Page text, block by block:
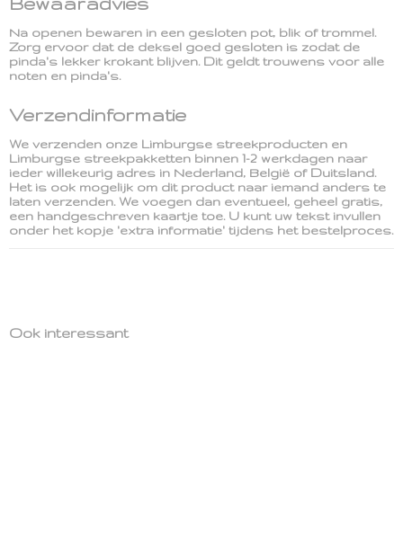
Na openen bewaren in een gesloten pot, blik of trommel.
Zorg ervoor dat de deksel goed gesloten is zodat de
pinda's lekker krokant blijven. Dit geldt trouwens voor alle
noten en pinda's.
Verzendinformatie
We verzenden onze Limburgse streekproducten en
Limburgse streekpakketten binnen 1-2 werkdagen naar
ieder willekeurig adres in Nederland, België of Duitsland.
Het is ook mogelijk om dit product naar iemand anders te
laten verzenden. We voegen dan eventueel, geheel gratis,
een handgeschreven kaartje toe. U kunt uw tekst invullen
onder het kopje 'extra informatie' tijdens het bestelproces.
Ook interessant